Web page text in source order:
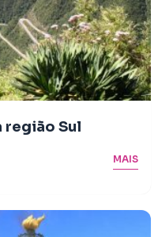
região Sul
MAIS